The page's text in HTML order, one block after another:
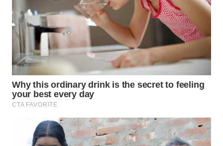
WAHANA
SELEB
WAHANA
PERSONA
WAHANA
WAHANA